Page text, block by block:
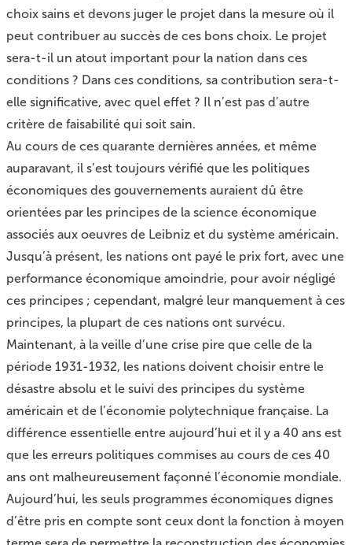
choix sains et devons juger le projet dans la mesure où il
peut contribuer au succès de ces bons choix. Le projet
sera-t-il un atout important pour la nation dans ces
conditions ? Dans ces conditions, sa contribution sera-t-
elle significative, avec quel effet ? Il n’est pas d’autre
critère de faisabilité qui soit sain.
Au cours de ces quarante dernières années, et même
auparavant, il s’est toujours vérifié que les politiques
économiques des gouvernements auraient dû être
orientées par les principes de la science économique
associés aux oeuvres de Leibniz et du système américain.
Jusqu’à présent, les nations ont payé le prix fort, avec une
performance économique amoindrie, pour avoir négligé
ces principes ; cependant, malgré leur manquement à ces
principes, la plupart de ces nations ont survécu.
Maintenant, à la veille d’une crise pire que celle de la
période 1931-1932, les nations doivent choisir entre le
désastre absolu et le suivi des principes du système
américain et de l’économie polytechnique française. La
différence essentielle entre aujourd’hui et il y a 40 ans est
que les erreurs politiques commises au cours de ces 40
ans ont malheureusement façonné l’économie mondiale.
Aujourd’hui, les seuls programmes économiques dignes
d’être pris en compte sont ceux dont la fonction à moyen